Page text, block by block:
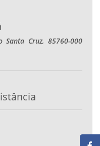
Cruz, 85760-000